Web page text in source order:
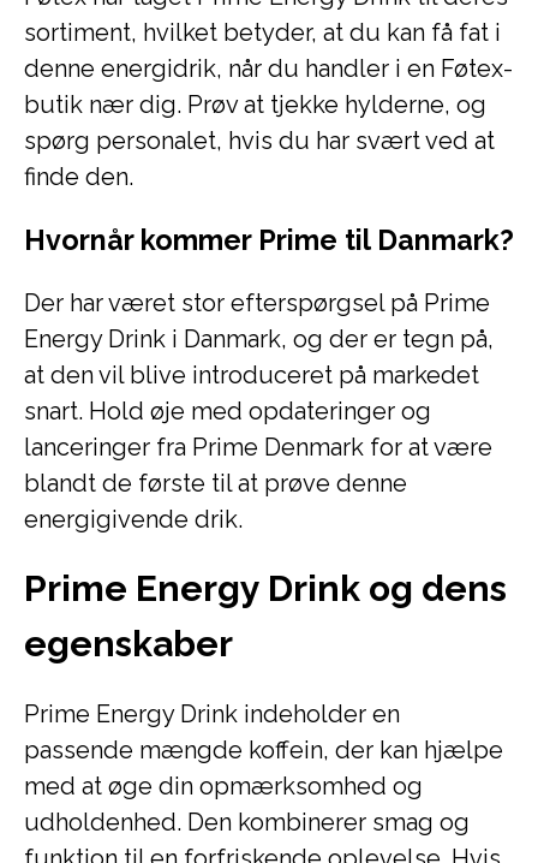
sortiment, hvilket betyder, at du kan få fat i
denne energidrik, når du handler i en Føtex-
butik nær dig. Prøv at tjekke hylderne, og
spørg personalet, hvis du har svært ved at
finde den.
Hvornår kommer Prime til Danmark?
Der har været stor efterspørgsel på Prime
Energy Drink i Danmark, og der er tegn på,
at den vil blive introduceret på markedet
snart. Hold øje med opdateringer og
lanceringer fra Prime Denmark for at være
blandt de første til at prøve denne
energigivende drik.
Prime Energy Drink og dens
egenskaber
Prime Energy Drink indeholder en
passende mængde koffein, der kan hjælpe
med at øge din opmærksomhed og
udholdenhed. Den kombinerer smag og